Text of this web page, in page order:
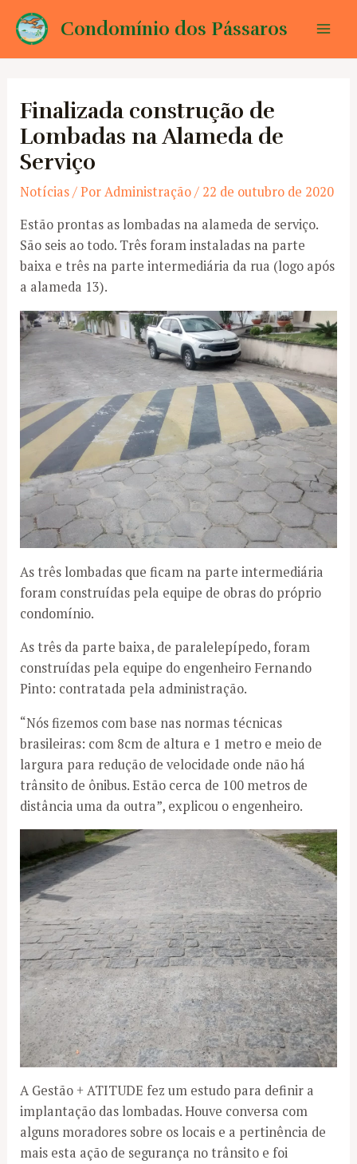
para
Condomínio dos Pássaros
Finalizada construção de
Lombadas na Alameda de
Serviço
Notícias/ PorAdministração/ 22 de outubro de 2020
Estão prontas as lombadas na alameda de serviço.
São seis ao todo. Três foram instaladas na parte
baixa e três na parte intermediária da rua (logo após
a alameda 13).
As três lombadas que ficam na parte intermediária
foram construídas pela equipe de obras do próprio
condomínio.
As três da parte baixa, de paralelepípedo, foram
construídas pela equipe do engenheiro Fernando
Pinto: contratada pela administração.
“Nós fizemos com base nas normas técnicas
brasileiras: com 8cm de altura e 1 metro e meio de
largura para redução de velocidade onde não há
trânsito de ônibus. Estão cerca de 100 metros de
distância uma da outra”, explicou o engenheiro.
A Gestão + ATITUDE fez um estudo para definir a
implantação das lombadas. Houve conversa com
alguns moradores sobre os locais e a pertinência de
mais esta ação de segurança no trânsito e foi